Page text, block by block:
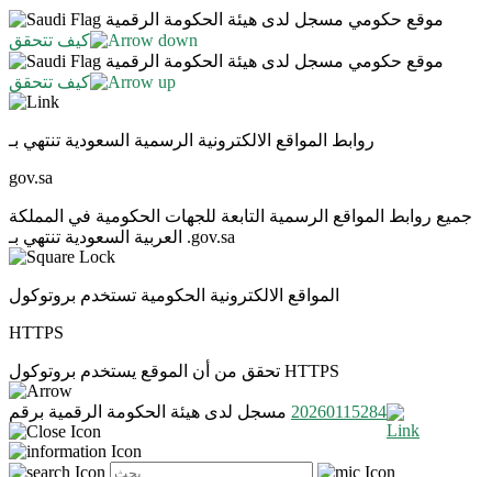
موقع حكومي مسجل لدى هيئة الحكومة الرقمية
كيف تتحقق
موقع حكومي مسجل لدى هيئة الحكومة الرقمية
كيف تتحقق
روابط المواقع الالكترونية الرسمية السعودية تنتهي بـ
gov.sa
جميع روابط المواقع الرسمية التابعة للجهات الحكومية في المملكة
العربية السعودية تنتهي بـ .gov.sa
المواقع الالكترونية الحكومية تستخدم بروتوكول
HTTPS
تحقق من أن الموقع يستخدم بروتوكول HTTPS
مسجل لدى هيئة الحكومة الرقمية برقم 20260115284